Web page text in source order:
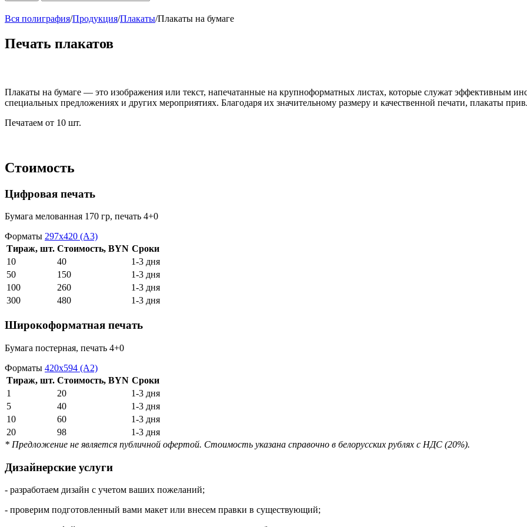
Вся полиграфия/Продукция/Плакаты/Плакаты на бумаге
Печать плакатов
Плакаты на бумаге — это изображения или текст, напечатанные на крупноформатных листах, которые служат эффективным
специальных предложениях и других мероприятиях. Благодаря их значительному размеру и качественной печати, плакаты
Печатаем от 10 шт.
Стоимость
Цифровая печать
Бумага мелованная 170 гр, печать 4+0
Форматы 297х420 (А3)
Тираж, шт. Стоимость, BYN Сроки
10
40
1-3 дня
50
150
1-3 дня
100
260
1-3 дня
300
480 1-3 дня
Широкоформатная печать
Бумага постерная, печать 4+0
Форматы 420х594 (А2)
Тираж, шт. Стоимость, BYN Сроки
1
20
1-3 дня
5
40
1-3 дня
10
60
1-3 дня
20
98
1-3 дня
* Предложение не является публичной офертой. Стоимость указана справочно в белорусских рублях с НДС (20%).
Дизайнерские услуги
- разработаем дизайн с учетом ваших пожеланий;
- проверим подготовленный вами макет или внесем правки в существующий;